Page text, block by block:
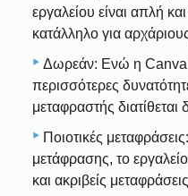
εργαλείου είναι απλή
κατάλληλο για
Δωρεάν: Ενώ η Canva
περισσότερες
μεταφραστής διατίθεται
Ποιοτικές
μετάφρασης, το
και ακριβείς